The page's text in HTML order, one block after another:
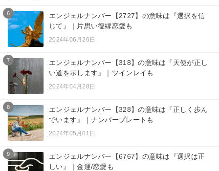
6
エンジェルナンバー【2727】の意味は『選択を信
じて』｜片思い復縁恋愛も
2024年06月26日
7
エンジェルナンバー【318】の意味は『天使が正し
い道を示します』｜ツインレイも
2024年04月28日
8
エンジェルナンバー【328】の意味は『正しく歩ん
でいます』｜ナンバープレートも
2024年05月01日
9
エンジェルナンバー【6767】の意味は『選択は正
しい』｜金運/恋愛も